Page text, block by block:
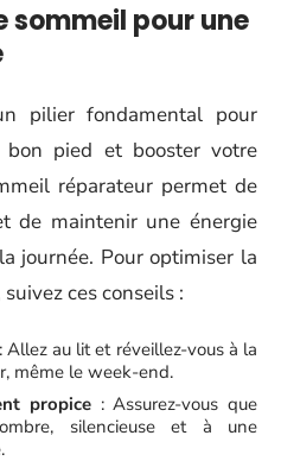
sommeil pour une
pilier fondamental pour
pied et booster votre
réparateur permet de
de maintenir une énergie
journée. Pour optimiser la
ces conseils :
: Allez au lit et réveillez-vous à la
même le week-end.
propice : Assurez-vous que
silencieuse et à une